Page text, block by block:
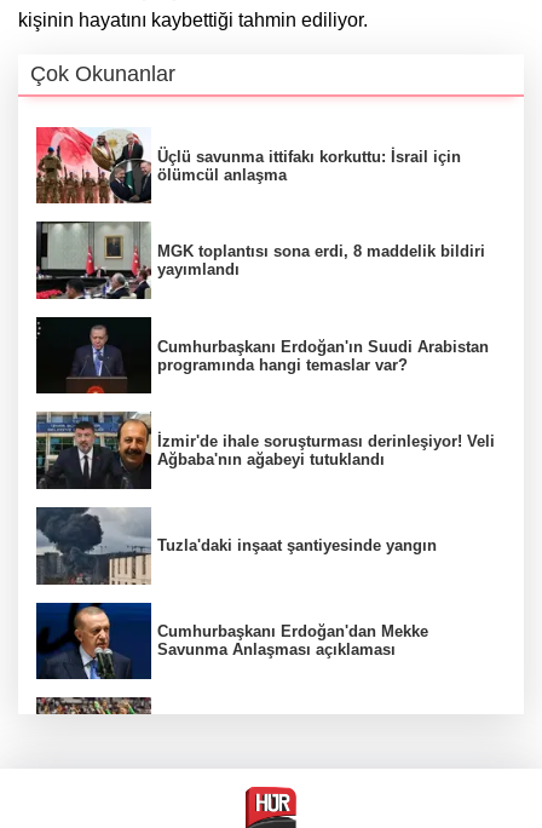
kişinin hayatını kaybettiği tahmin ediliyor.
Çok Okunanlar
Üçlü savunma ittifakı korkuttu: İsrail için
ölümcül anlaşma
MGK toplantısı sona erdi, 8 maddelik bildiri
yayımlandı
Cumhurbaşkanı Erdoğan'ın Suudi Arabistan
programında hangi temaslar var?
İzmir'de ihale soruşturması derinleşiyor! Veli
Ağbaba'nın ağabeyi tutuklandı
Tuzla'daki inşaat şantiyesinde yangın
Cumhurbaşkanı Erdoğan'dan Mekke
Savunma Anlaşması açıklaması
BM'nin teklifine Türk tarafından kabul,